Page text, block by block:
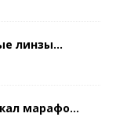
линзы...
марафо...